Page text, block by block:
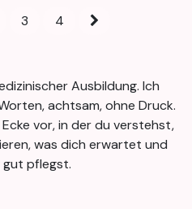
3 4
Ausbildung. Ich
achtsam, ohne Druck.
vor, in der du verstehst,
was dich erwartet und
gut pflegst.